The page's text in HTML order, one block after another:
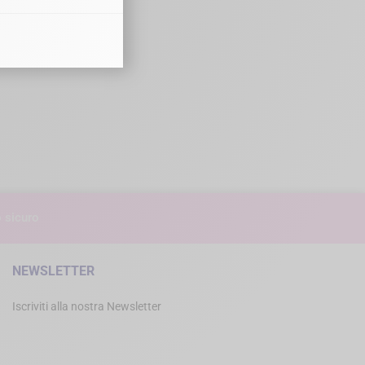
NEWSLETTER
Iscriviti alla nostra Newsletter